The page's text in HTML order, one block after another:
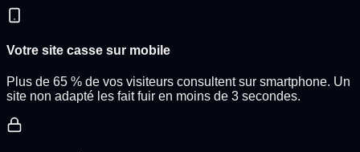
Votre site casse sur mobile
Plus de 65 % de vos visiteurs consultent sur smartphone. Un
site non adapté les fait fuir en moins de 3 secondes.